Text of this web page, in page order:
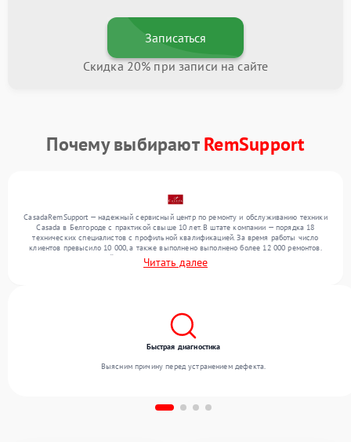
Записаться
Скидка 20% при записи на сайте
Почему выбираютRemSupport
CasadaRemSupport — надежный сервисный центр по ремонту и обслуживанию техники
Casada в Белгороде с практикой свыше 10 лет. В штате компании — порядка 18
технических специалистов с профильной квалификацией. За время работы число
клиентов превысило 10 000, а также выполнено выполнено более 12 000 ремонтов.
Ежемесячно в сервисный центр поступает свыше 300 единиц техники, включая , , . Мы
устраняем поломки любой сложности и обеспечиваем надежный результат благодаря
Читать далее
Быстрая диагностика
Выясним причину перед устранением дефекта.